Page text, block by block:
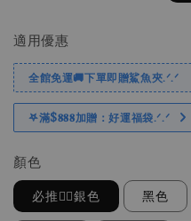
適用優惠
全館免運🚚下單即贈鯊魚夾.ᐟ.ᐟ
𖤐滿$𝟖𝟖𝟖加贈：好運福袋.ᐟ‪.ᐟ
顏色
必推❤️‍🔥銀色 黑色